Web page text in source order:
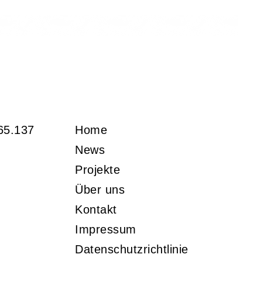
Home
News
Projekte
Über uns
Kontakt
Impressum
Datenschutzrichtlinie